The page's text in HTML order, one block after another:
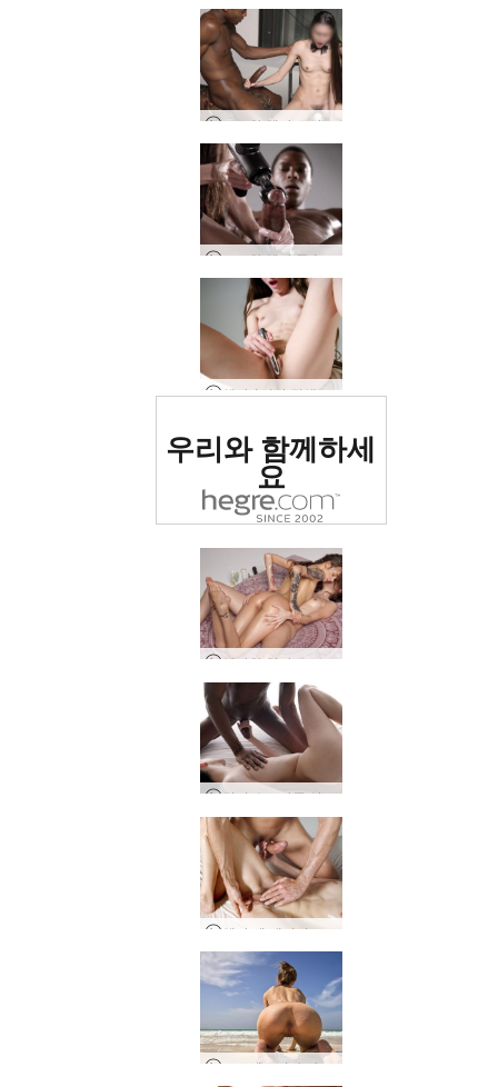
고로와 헤라 소파 콕 쌋다
고로와 헤라 구속 의자 마사지
헤라 1시간 정액 챌린지
로 평가됨
우리와 함께하세
요
헤라와 잉가 오르가즘 걸스 마사지 2부
멀티 오르가즘 상호 마사지
헤라 앤 데이비드 오르가즘 에너지
프로세르피나 카보 베르데 생산